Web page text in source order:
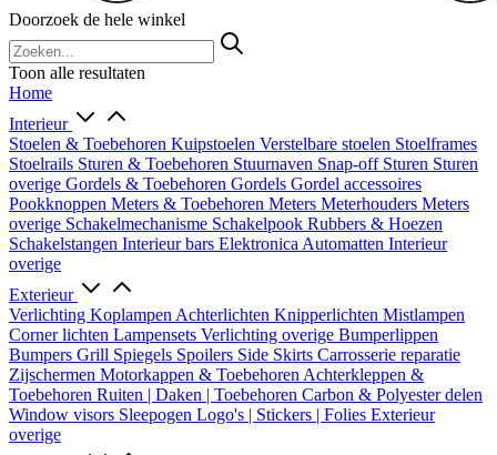
Doorzoek de hele winkel
Toon alle resultaten
Home
Interieur
Stoelen & Toebehoren Kuipstoelen Verstelbare stoelen Stoelframes
Stoelrails Sturen & Toebehoren Stuurnaven Snap-off Sturen Sturen
overige Gordels & Toebehoren Gordels Gordel accessoires
Pookknoppen Meters & Toebehoren Meters Meterhouders Meters
overige Schakelmechanisme Schakelpook Rubbers & Hoezen
Schakelstangen Interieur bars Elektronica Automatten Interieur
overige
Exterieur
Verlichting Koplampen Achterlichten Knipperlichten Mistlampen
Corner lichten Lampensets Verlichting overige Bumperlippen
Bumpers Grill Spiegels Spoilers Side Skirts Carrosserie reparatie
Zijschermen Motorkappen & Toebehoren Achterkleppen &
Toebehoren Ruiten | Daken | Toebehoren Carbon & Polyester delen
Window visors Sleepogen Logo's | Stickers | Folies Exterieur
overige